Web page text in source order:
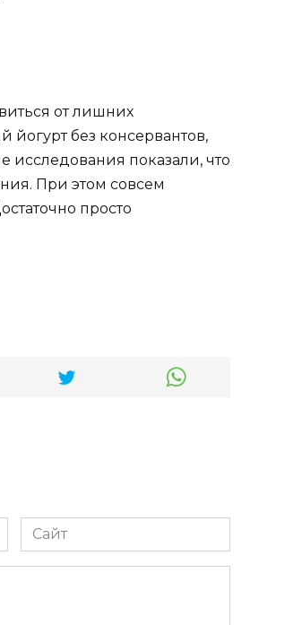
от лишних
йогурт без консервантов,
исследования показали, что
При этом совсем
просто
Сайт